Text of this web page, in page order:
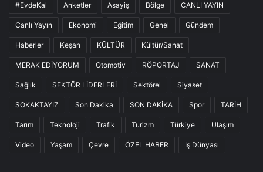
#EvdeKal Anketler Asayiş Bölge CANLI YAYIN
Canlı Yayın Ekonomi Eğitim Genel Gündem
Haberler Keşan KÜLTÜR Kültür/Sanat
MERAK EDİYORUM Otomotiv RÖPORTAJ SANAT
Sağlık SEKTÖR LİDERLERİ Sektörel Siyaset
SOKAKTAYIZ Son Dakika SON DAKİKA Spor TARİH
Tarım Teknoloji Trafik Turizm Türkiye Ulaşım
Video Yaşam Çevre ÖZEL HABER İş Dünyası